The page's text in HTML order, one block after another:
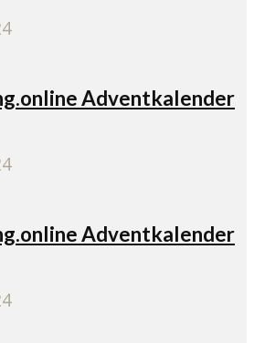
Adventkalender
Adventkalender